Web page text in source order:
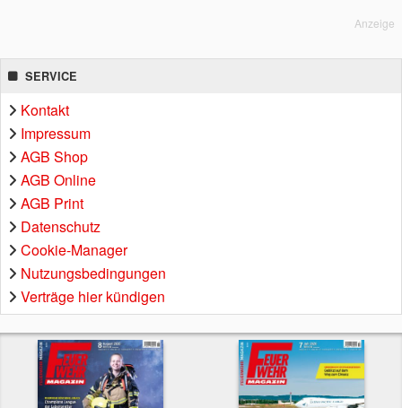
Anzeige
SERVICE
Kontakt
Impressum
AGB Shop
AGB Online
AGB Print
Datenschutz
Cookie-Manager
Nutzungsbedingungen
Verträge hier kündigen